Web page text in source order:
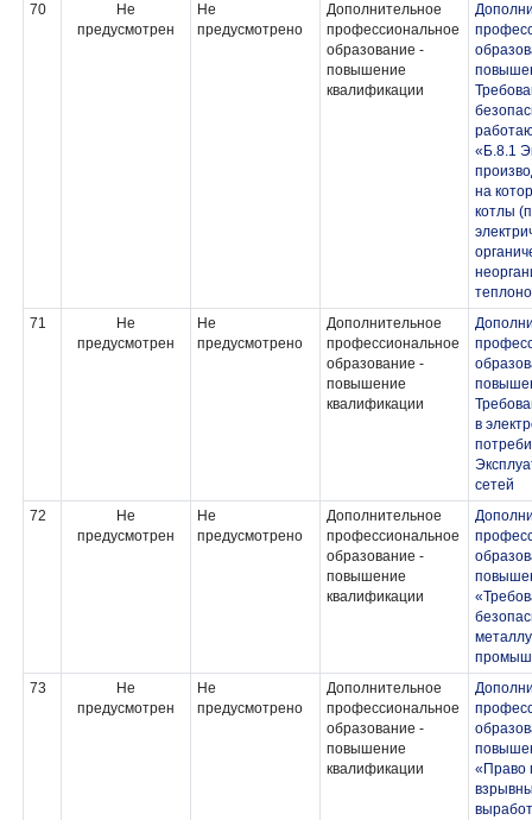
70
Не
предусмотрен
Не
предусмотрено
Дополнительное
профессиональное
образование -
повышение
квалификации
«Б.8.1
на
котлы
71
Не
предусмотрен
Не
предусмотрено
Дополнительное
профессиональное
образование -
повышение
квалификации
в
сетей
72
Не
предусмотрен
Не
предусмотрено
Дополнительное
профессиональное
образование -
повышение
квалификации
73
Не
предусмотрен
Не
предусмотрено
Дополнительное
профессиональное
образование -
повышение
квалификации
«Право